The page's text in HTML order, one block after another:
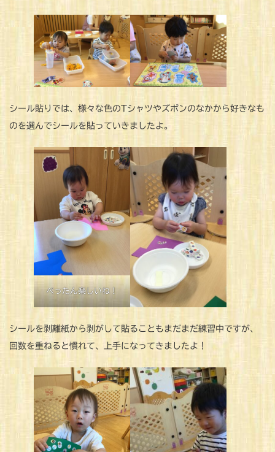
シール貼りでは、様々な色のTシャツやズボンのなかから好きなも
のを選んでシールを貼っていきましたよ。
ぺったん楽しいね！
シールを剥離紙から剥がして貼ることもまだまだ練習中ですが、
回数を重ねると慣れて、上手になってきましたよ！